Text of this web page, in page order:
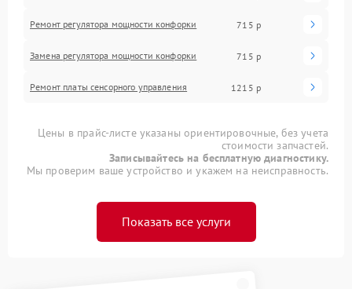
Ремонт регулятора мощности конфорки 715 р
Замена регулятора мощности конфорки 715 р
Ремонт платы сенсорного управления 1215 р
Цены в прайс-листе указаны ориентировочные, без учета
стоимости запчастей.
Записывайтесь на бесплатную диагностику.
Мы проверим ваше устройство и укажем на неисправность.
Показать все услуги